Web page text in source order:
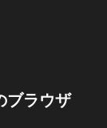
ブラウザ